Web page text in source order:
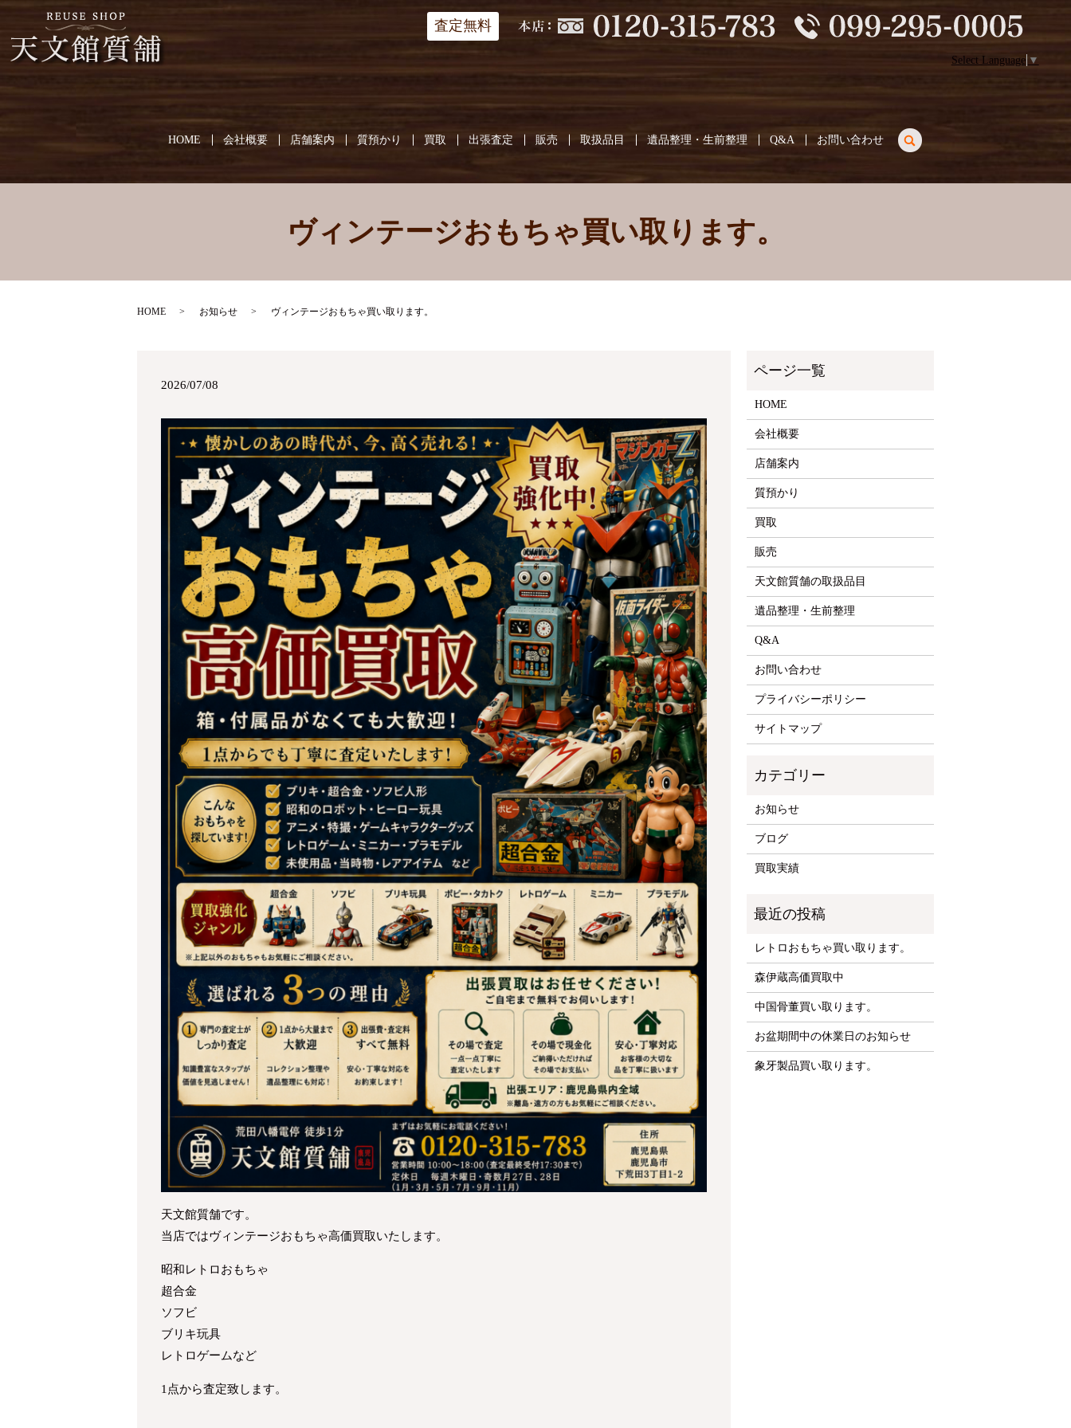
HOME 会社概要 店舗案内 質預かり 買取 出張査定 販売 取扱品目 遺品整理・生前整理 Q&A お問い合わせ search
査定無料
Select Language ▼
ヴィンテージおもちゃ買い取ります。
HOME お知らせ ヴィンテージおもちゃ買い取ります。
2026/07/08
天文館質舗です。
当店ではヴィンテージおもちゃ高価買取いたします。
昭和レトロおもちゃ
超合金
ソフビ
ブリキ玩具
レトロゲームなど
1点から査定致します。
HOME
会社概要
店舗案内
質預かり
買取
販売
天文館質舗の取扱品目
遺品整理・生前整理
Q&A
お問い合わせ
プライバシーポリシー
サイトマップ
お知らせ
ブログ
買取実績
レトロおもちゃ買い取ります。
森伊蔵高価買取中
中国骨董買い取ります。
お盆期間中の休業日のお知らせ
象牙製品買い取ります。